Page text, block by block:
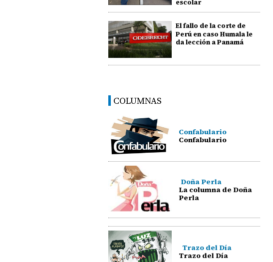
escolar
El fallo de la corte de
Perú en caso Humala le
da lección a Panamá
COLUMNAS
Confabulario
Confabulario
Doña Perla
La columna de Doña
Perla
Trazo del Día
Trazo del Día